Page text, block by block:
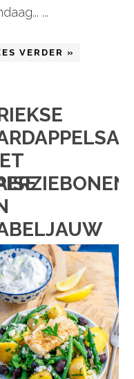
...
VERDER »